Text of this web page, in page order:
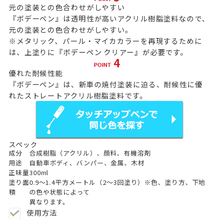
元の塗装との色合わせがしやすい
『ボデーペン』は透明性が高いアクリル樹脂塗料なので、
元の塗装との色合わせがしやすい。
※メタリック、パール・マイカカラーを再現するために
は、上塗りに 『ボデーペン クリアー』 が必要です。
優れた耐候性能
『ボデーペン』は、新車の焼付塗装に迫る、耐候性に優
れたストレートアクリル樹脂塗料です。
スペック
成分
合成樹脂（アクリル）、顔料、有機溶剤
用途
自動車ボディ、バンパー、金属、木材
正味量300ml
塗り面
積
0.9～1.4平方メートル（2～3回塗り）※色、塗り方、下地
の色や状態によって
異なります。
使用方法